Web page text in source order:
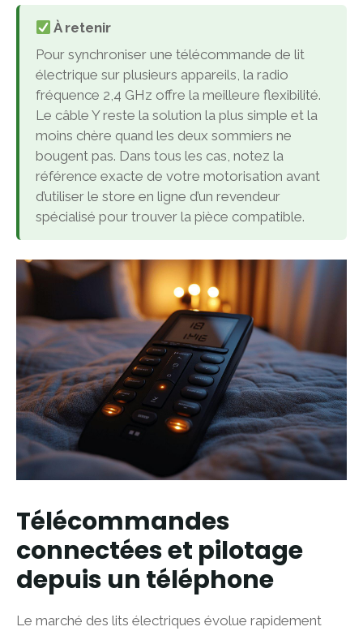
À retenir
Pour synchroniser une télécommande de lit
électrique sur plusieurs appareils, la radio
fréquence 2,4 GHz offre la meilleure flexibilité.
Le câble Y reste la solution la plus simple et la
moins chère quand les deux sommiers ne
bougent pas. Dans tous les cas, notez la
référence exacte de votre motorisation avant
d’utiliser le store en ligne d’un revendeur
spécialisé pour trouver la pièce compatible.
Télécommandes
connectées et pilotage
depuis un téléphone
Le marché des lits électriques évolue rapidement